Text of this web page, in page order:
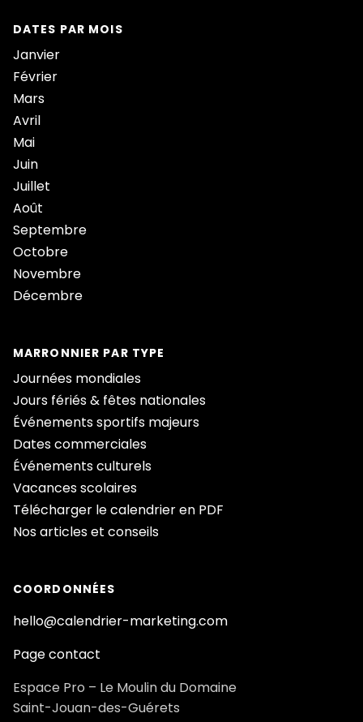
DATES PAR MOIS
Janvier
Février
Mars
Avril
Mai
Juin
Juillet
Août
Septembre
Octobre
Novembre
Décembre
MARRONNIER PAR TYPE
Journées mondiales
Jours fériés & fêtes nationales
Événements sportifs majeurs
Dates commerciales
Événements culturels
Vacances scolaires
Télécharger le calendrier en PDF
Nos articles et conseils
COORDONNÉES
hello@calendrier-marketing.com
Page contact
Espace Pro – Le Moulin du Domaine
Saint-Jouan-des-Guérets